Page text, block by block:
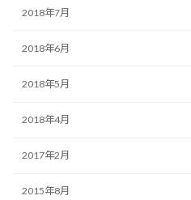
2018年7月
2018年6月
2018年5月
2018年4月
2017年2月
2015年8月